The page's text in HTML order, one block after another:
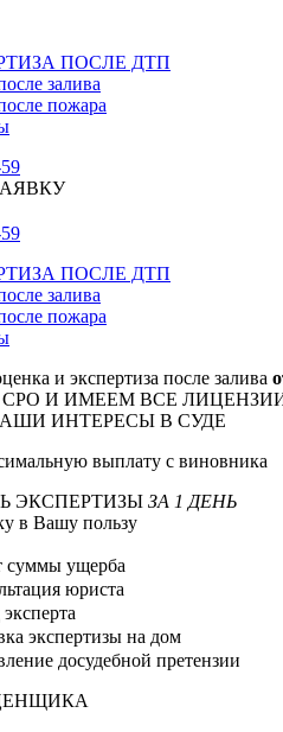
ПОСЛЕ ДТП
залива
пожара
ПОСЛЕ ДТП
залива
пожара
и экспертиза после залива
И ИМЕЕМ ВСЕ
ИНТЕРЕСЫ В СУДЕ
выплату с виновника
ЭКСПЕРТИЗЫ ЗА 1 ДЕНЬ
в Вашу пользу
суммы ущерба
юриста
экспертизы на дом
досудебной претензии